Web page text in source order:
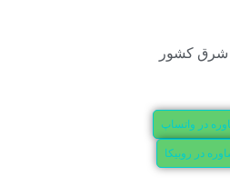
در واتساپ
در روبیکا